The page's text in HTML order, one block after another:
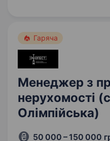
Гаряча
Менеджер з
нерухомості
Олімпійська)
50 000 – 150 000